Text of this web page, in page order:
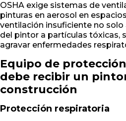
OSHA exige sistemas de
pinturas en aerosol en
ventilación insuficiente no
del pintor a partículas tóxicas,
agravar enfermedades
Equipo de
debe recibir un
construcción
Protección respiratoria